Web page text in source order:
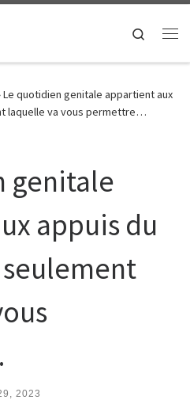
Search
Le quotidien genitale appartient aux
laquelle va vous permettre…
genitale
appuis du
2023